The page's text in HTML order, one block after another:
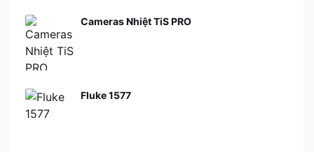
Cameras Nhiệt TiS PRO
Fluke 1577